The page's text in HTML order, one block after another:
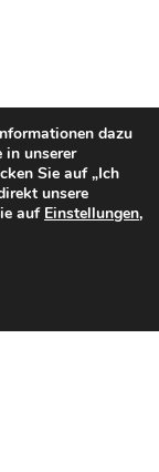
dazu
in unserer
Sie auf „Ich
unsere
auf Einstellungen,